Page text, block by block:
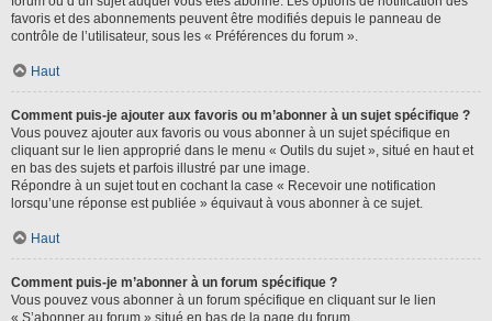
favoris et des abonnements peuvent être modifiés depuis le panneau de
contrôle de l’utilisateur, sous les « Préférences du forum ».
Haut
Comment puis-je ajouter aux favoris ou m’abonner à un sujet spécifique ?
Vous pouvez ajouter aux favoris ou vous abonner à un sujet spécifique en
cliquant sur le lien approprié dans le menu « Outils du sujet », situé en haut et
en bas des sujets et parfois illustré par une image.
Répondre à un sujet tout en cochant la case « Recevoir une notification
lorsqu’une réponse est publiée » équivaut à vous abonner à ce sujet.
Haut
Comment puis-je m’abonner à un forum spécifique ?
Vous pouvez vous abonner à un forum spécifique en cliquant sur le lien
« S’abonner au forum » situé en bas de la page du forum.